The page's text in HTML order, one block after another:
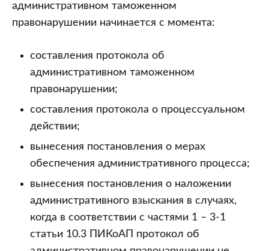
административном таможенном
правонарушении начинается с момента:
составления протокола об
административном таможенном
правонарушении;
составления протокола о процессуальном
действии;
вынесения постановления о мерах
обеспечения административного процесса;
вынесения постановления о наложении
административного взыскания в случаях,
когда в соответствии с частями 1 – 3-1
статьи 10.3 ПИКоАП протокол об